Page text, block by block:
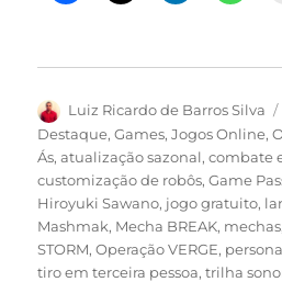
Autor
Luiz Ricardo de Barros Silva
Destaque,Games,Jogos Online,
Ás,atualização sazonal,combate
customização de robôs,Game
Hiroyuki Sawano, jogo gratuito,
Mashmak, Mecha BREAK, mechas
STORM,Operação VERGE,
tiro em terceira pessoa,trilha